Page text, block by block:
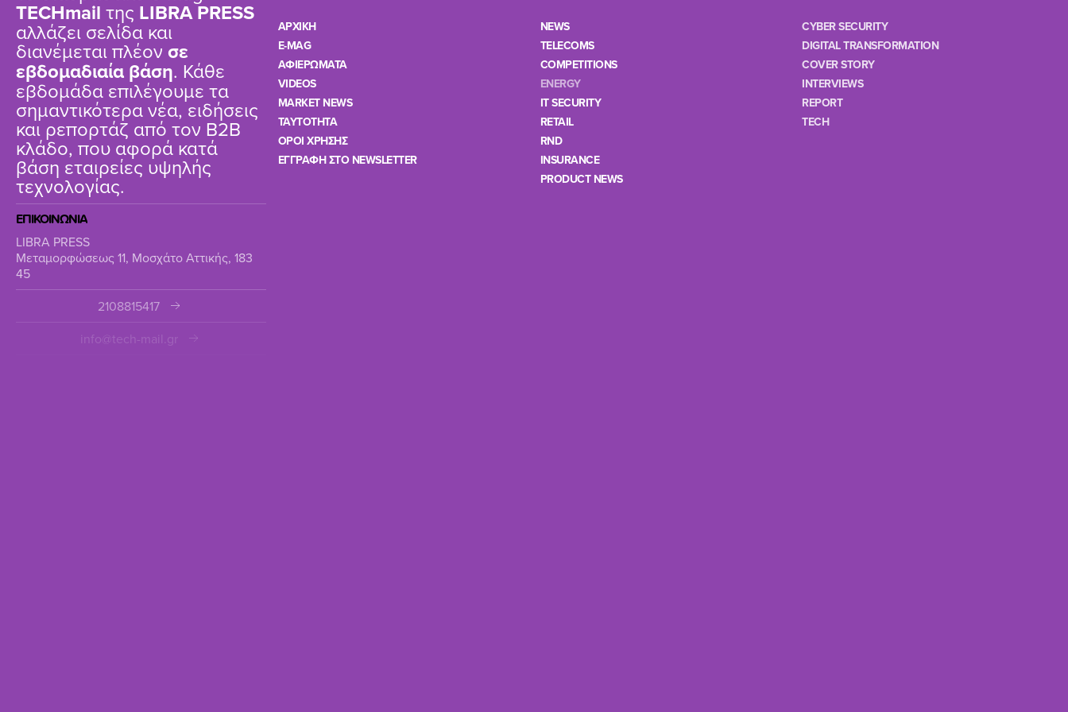
TΕCHmail της LIBRA PRESS
αλλάζει σελίδα και
διανέμεται πλέον σε
εβδομαδιαία βάση. Κάθε
εβδομάδα επιλέγουμε τα
σημαντικότερα νέα, ειδήσεις
και ρεπορτάζ από τον B2B
κλάδο, που αφορά κατά
βάση εταιρείες υψηλής
τεχνολογίας.
ΕΠΙΚΟΙΝΩΝΙΑ
LIBRA PRESS
Μεταμορφώσεως 11, Μοσχάτο Αττικής, 183
45
2108815417
info@tech-mail.gr
ΑΡΧΙΚΗ
E-MAG
ΑΦΙΕΡΩΜΑΤΑ
VIDEOS
MARKET NEWS
TAYTOTHTA
ΟΡΟΙ ΧΡΗΣΗΣ
ΕΓΓΡΑΦΗ ΣΤΟ NEWSLETTER
NEWS
TELECOMS
COMPETITIONS
ENERGY
IT SECURITY
RETAIL
RND
INSURANCE
PRODUCT NEWS
CYBER SECURITY
DIGITAL TRANSFORMATION
COVER STORY
INTERVIEWS
REPORT
TECH